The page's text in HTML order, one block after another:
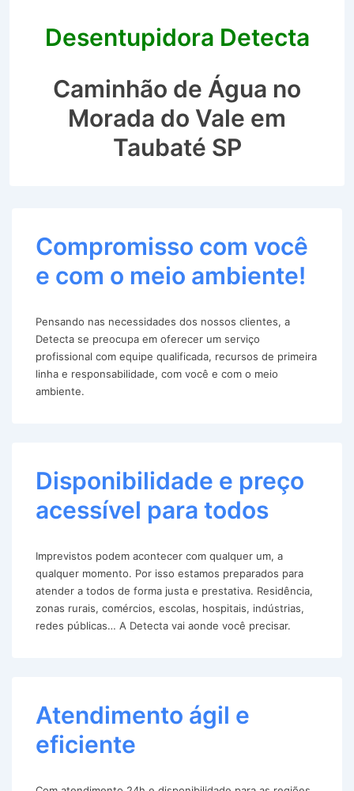
Desentupidora Detecta
Caminhão de Água no
Morada do Vale em
Taubaté SP
Compromisso com você
e com o meio ambiente!
Pensando nas necessidades dos nossos clientes, a
Detecta se preocupa em oferecer um serviço
profissional com equipe qualificada, recursos de primeira
linha e responsabilidade, com você e com o meio
ambiente.
Disponibilidade e preço
acessível para todos
Imprevistos podem acontecer com qualquer um, a
qualquer momento. Por isso estamos preparados para
atender a todos de forma justa e prestativa. Residência,
zonas rurais, comércios, escolas, hospitais, indústrias,
redes públicas… A Detecta vai aonde você precisar.
Atendimento ágil e
eficiente